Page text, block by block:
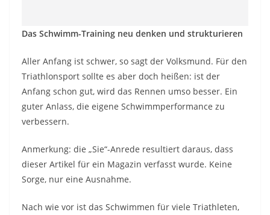
Das Schwimm-Training neu denken und strukturieren
Aller Anfang ist schwer, so sagt der Volksmund. Für den
Triathlonsport sollte es aber doch heißen: ist der
Anfang schon gut, wird das Rennen umso besser. Ein
guter Anlass, die eigene Schwimmperformance zu
verbessern.
Anmerkung: die „Sie“-Anrede resultiert daraus, dass
dieser Artikel für ein Magazin verfasst wurde. Keine
Sorge, nur eine Ausnahme.
Nach wie vor ist das Schwimmen für viele Triathleten,